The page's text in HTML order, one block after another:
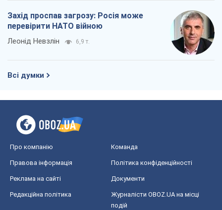
Захід проспав загрозу: Росія може
перевірити НАТО війною
Леонід Невзлін 6,9 т.
Всі думки
Про компанію Команда
Правова інформація Політика конфіденційності
Реклама на сайті Документи
Редакційна політика
Журналісти OBOZ.UA на місці
подій